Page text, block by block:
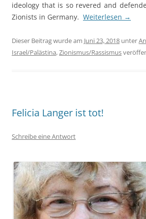
ideology that is so revered and
Zionists in Germany. Weiterlesen →
Dieser Beitrag wurde am Juni 23, 2018 unter
Israel/Palästina,Zionismus/Rassismus
Felicia Langer ist tot!
Schreibe eine Antwort